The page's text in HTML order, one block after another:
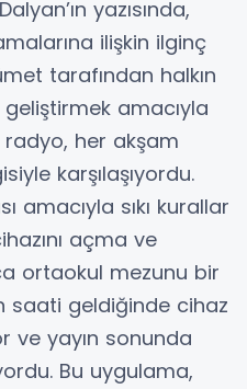
yazısında,
ilişkin ilginç
tarafından halkın
amacıyla
radyo, her akşam
karşılaşıyordu.
amacıyla sıkı kurallar
açma ve
ortaokul mezunu bir
saati geldiğinde cihaz
ve yayın sonunda
Bu uygulama,